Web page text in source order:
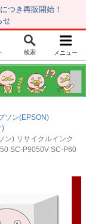
つき再販開始！
せ
マイページ
気に入り
ュー履歴
検索 メニュー
ソン(EPSON)
)
ン) リサイクルインク
SC-P9050V SC-P60